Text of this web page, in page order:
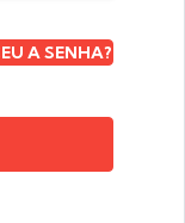
A SENHA?